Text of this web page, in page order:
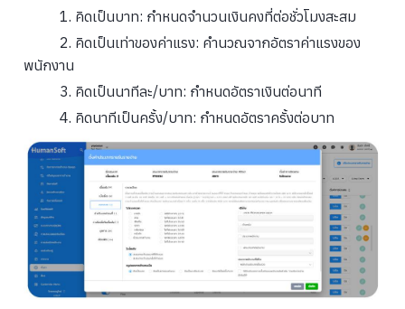
1. คิดเป็นบาท: กำหนดจำนวนเงินคงที่ต่อชั่วโมงสะสม
2. คิดเป็นเท่าของค่าแรง: คำนวณจากอัตราค่าแรงของ
พนักงาน
3. คิดเป็นนาทีละ/บาท: กำหนดอัตราเงินต่อนาที
4. คิดนาทีเป็นครั้ง/บาท: กำหนดอัตราครั้งต่อบาท